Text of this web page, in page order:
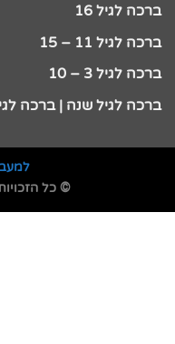
ברכה לגיל 16
ברכה לגיל 11 – 15
ברכה לגיל 3 – 10
ברכה לגיל שנה | ברכה
© כל הזכויות